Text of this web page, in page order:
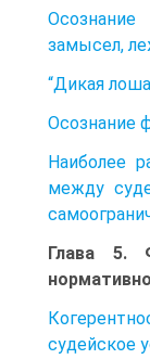
замысел,
“Дикая
Осознание
Наиболее
между
Глава 5.
судейское